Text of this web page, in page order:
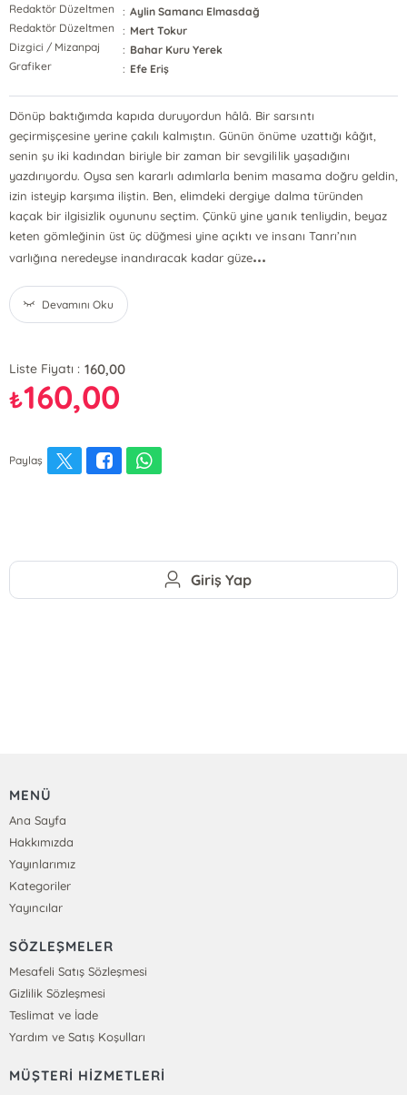
Redaktör Düzeltmen
: Aylin Samancı Elmasdağ
Redaktör Düzeltmen
: Mert Tokur
Dizgici / Mizanpaj
: Bahar Kuru Yerek
Grafiker
: Efe Eriş
Dönüp baktığımda kapıda duruyordun hâlâ. Bir sarsıntı
geçirmişçesine yerine çakılı kalmıştın. Günün önüme uzattığı kâğıt,
senin şu iki kadından biriyle bir zaman bir sevgililik yaşadığını
yazdırıyordu. Oysa sen kararlı adımlarla benim masama doğru geldin,
izin isteyip karşıma iliştin. Ben, elimdeki dergiye dalma türünden
kaçak bir ilgisizlik oyununu seçtim. Çünkü yine yanık tenliydin, beyaz
keten gömleğinin üst üç düğmesi yine açıktı ve insanı Tanrı’nın
varlığına neredeyse inandıracak kadar güze...
Devamını Oku
Liste Fiyatı : 160,00
₺160,00
Paylaş
Giriş Yap
MENÜ
Ana Sayfa
Hakkımızda
Yayınlarımız
Kategoriler
Yayıncılar
SÖZLEŞMELER
Mesafeli Satış Sözleşmesi
Gizlilik Sözleşmesi
Teslimat ve İade
Yardım ve Satış Koşulları
MÜŞTERİ HİZMETLERİ